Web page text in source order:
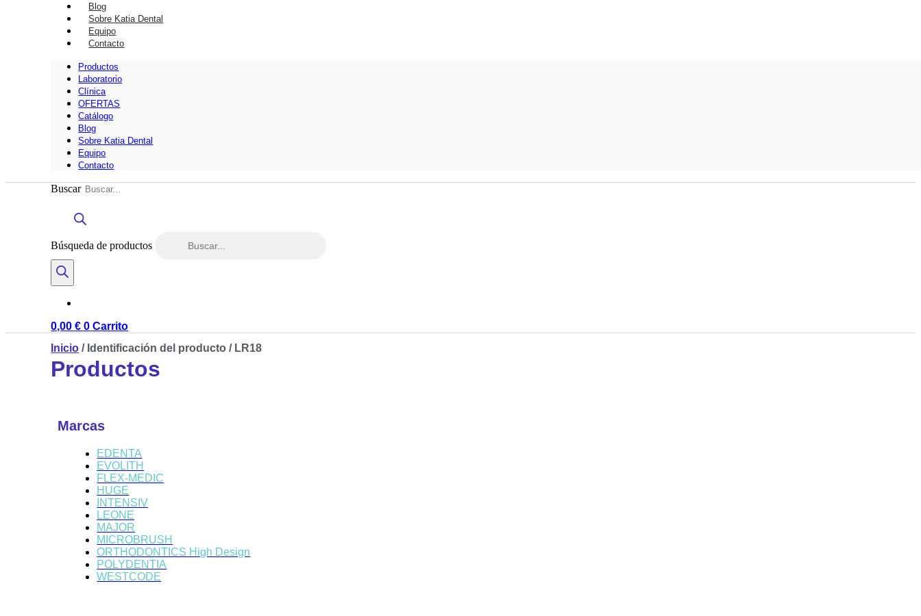
Blog
Sobre Katia Dental
Equipo
Contacto
Productos
Laboratorio
Clínica
OFERTAS
Catálogo
Blog
Sobre Katia Dental
Equipo
Contacto
Buscar
Búsqueda de productos
0,00€ 0 Carrito
Inicio / Identificación del producto / LR18
Productos
Marcas
EDENTA
EVOLITH
FLEX-MEDIC
HUGE
INTENSIV
LEONE
MAJOR
MICROBRUSH
ORTHODONTICS High Design
POLYDENTIA
WESTCODE